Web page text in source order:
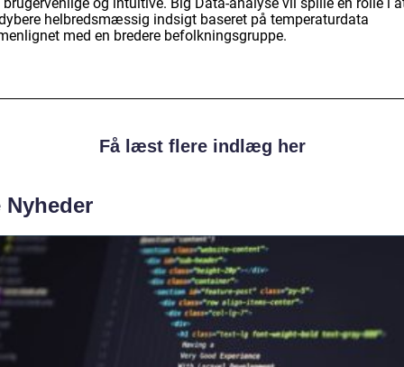
helbredsmæssig indsigt baseret på temperaturdata
med en bredere befolkningsgruppe.
Få læst flere indlæg her
Nyheder